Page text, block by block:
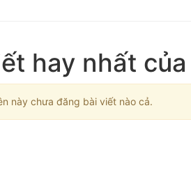
hay nhất
này chưa đăng bài viết nào cả.